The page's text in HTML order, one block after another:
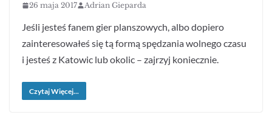
26 maja 2017 Adrian Gieparda
Jeśli jesteś fanem gier planszowych, albo dopiero
zainteresowałeś się tą formą spędzania wolnego czasu
i jesteś z Katowic lub okolic – zajrzyj koniecznie.
Czytaj Więcej...